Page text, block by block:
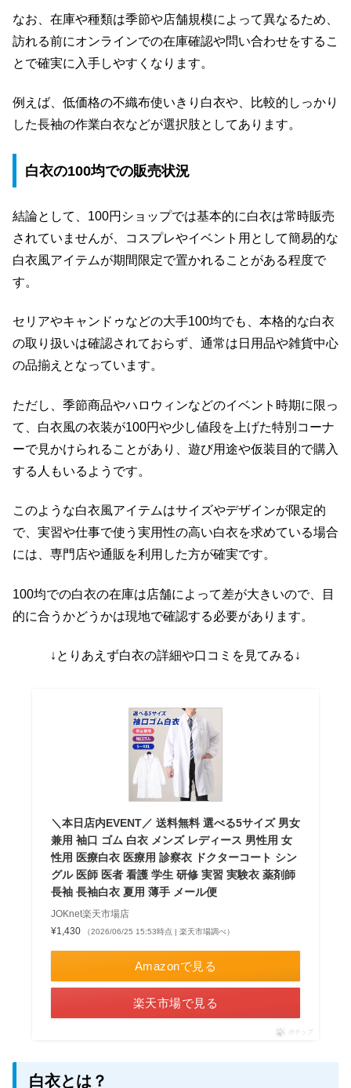
なお、在庫や種類は季節や店舗規模によって異なるため、
訪れる前にオンラインでの在庫確認や問い合わせをするこ
とで確実に入手しやすくなります。
例えば、低価格の不織布使いきり白衣や、比較的しっかり
した長袖の作業白衣などが選択肢としてあります。
白衣の100均での販売状況
結論として、100円ショップでは基本的に白衣は常時販売
されていませんが、コスプレやイベント用として簡易的な
白衣風アイテムが期間限定で置かれることがある程度で
す。
セリアやキャンドゥなどの大手100均でも、本格的な白衣
の取り扱いは確認されておらず、通常は日用品や雑貨中心
の品揃えとなっています。
ただし、季節商品やハロウィンなどのイベント時期に限っ
て、白衣風の衣装が100円や少し値段を上げた特別コーナ
ーで見かけられることがあり、遊び用途や仮装目的で購入
する人もいるようです。
このような白衣風アイテムはサイズやデザインが限定的
で、実習や仕事で使う実用性の高い白衣を求めている場合
には、専門店や通販を利用した方が確実です。
100均での白衣の在庫は店舗によって差が大きいので、目
的に合うかどうかは現地で確認する必要があります。
↓とりあえず白衣の詳細や口コミを見てみる↓
＼本日店内EVENT／ 送料無料 選べる5サイズ 男女
兼用 袖口 ゴム 白衣 メンズ レディース 男性用 女
性用 医療白衣 医療用 診察衣 ドクターコート シン
グル 医師 医者 看護 学生 研修 実習 実験衣 薬剤師
長袖 長袖白衣 夏用 薄手 メール便
JOKnet楽天市場店
¥1,430
（2026/06/25 15:53時点 | 楽天市場調べ）
Amazonで見る
楽天市場で見る
ポチップ
白衣とは？